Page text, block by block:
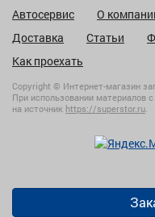
Автосервис
О
Доставка
Статьи
Как проехать
Copyright © Интернет-магазин
При использовании материалов
на источник https://superstor.ru.